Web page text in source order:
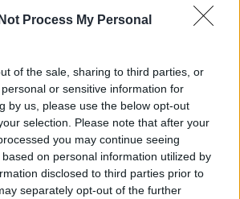
Process My Personal
of the sale, sharing to third parties, or
or sensitive information for
by us, please use the below opt-out
selection. Please note that after your
you may continue seeing
on personal information utilized by
disclosed to third parties prior to
separately opt-out of the further
Matyi nyughatatlan, önmagát kereső
mindvégig hű marad. Döbrögi nem
mindent és mindenkit birtokolni
Ért a nők nyelvén, akik itt sokkal
ilyen például Matyi szerelme,
át lánnyá, akár Tündér Ilona.